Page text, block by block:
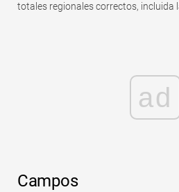
totales regionales correctos, incluida
ad
Campos